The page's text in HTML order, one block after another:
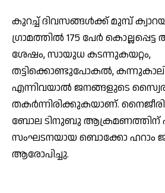
കുറച്ച് ദിവസങ്ങൾക്ക് മുമ്പ്
ഗ്രാമത്തിൽ 175 പേർ
ശേഷം, സായുധ കടന്നുകയറ്റം,
തട്ടിക്കൊണ്ടുപോകൽ,
എന്നിവയാൽ ജനങ്ങളുടെ
തകർന്നിരിക്കുകയാണ്.
ബോല ടിനുബു ആക്രമണത്തിന്
സംഘടനയായ ബൊക്കോ ഹറാം
ആരോപിച്ചു.